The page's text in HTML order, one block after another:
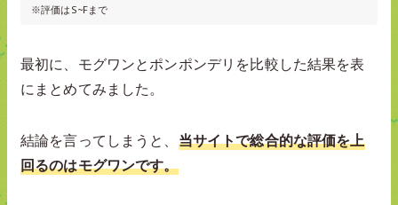
※評価はS~Fまで
最初に、モグワンとポンポンデリを比較した結果を表
にまとめてみました。
結論を言ってしまうと、 当サイトで総合的な評価を上
回るのはモグワンです。